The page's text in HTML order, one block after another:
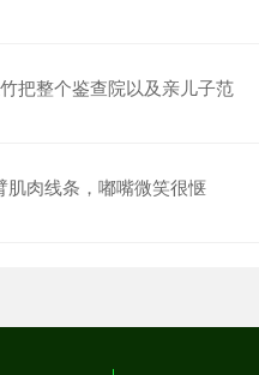
把整个鉴查院以及亲儿子范
肉线条，嘟嘴微笑很惬